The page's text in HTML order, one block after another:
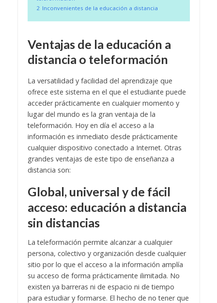
2 Inconvenientes de la educación a distancia
Ventajas de la educación a
distancia o teleformación
La versatilidad y facilidad del aprendizaje que
ofrece este sistema en el que el estudiante puede
acceder prácticamente en cualquier momento y
lugar del mundo es la gran ventaja de la
teleformación. Hoy en día el acceso a la
información es inmediato desde prácticamente
cualquier dispositivo conectado a Internet. Otras
grandes ventajas de este tipo de enseñanza a
distancia son:
Global, universal y de fácil
acceso: educación a distancia
sin distancias
La teleformación permite alcanzar a cualquier
persona, colectivo y organización desde cualquier
sitio por lo que el acceso a la información amplía
su acceso de forma prácticamente ilimitada. No
existen ya barreras ni de espacio ni de tiempo
para estudiar y formarse. El hecho de no tener que